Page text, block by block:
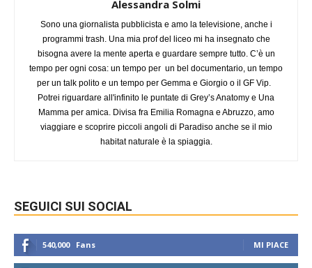
Alessandra Solmi
Sono una giornalista pubblicista e amo la televisione, anche i
programmi trash. Una mia prof del liceo mi ha insegnato che
bisogna avere la mente aperta e guardare sempre tutto. C’è un
tempo per ogni cosa: un tempo per un bel documentario, un tempo
per un talk polito e un tempo per Gemma e Giorgio o il GF Vip.
Potrei riguardare all'infinito le puntate di Grey’s Anatomy e Una
Mamma per amica. Divisa fra Emilia Romagna e Abruzzo, amo
viaggiare e scoprire piccoli angoli di Paradiso anche se il mio
habitat naturale è la spiaggia.
SEGUICI SUI SOCIAL
540,000 Fans MI PIACE